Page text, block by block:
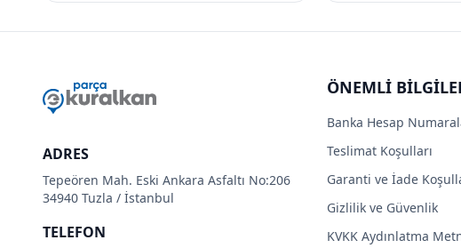
ADRES
Tepeören Mah. Eski Ankara Asfaltı No:206
34940 Tuzla / İstanbul
TELEFON
ÖNEMLİ
Banka Hesap
Teslimat Koşulları
Garanti ve İade
Gizlilik ve Güvenlik
KVKK Aydınlatma